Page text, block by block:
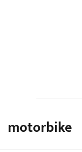
motorbike